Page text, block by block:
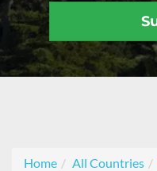
Home All Countries